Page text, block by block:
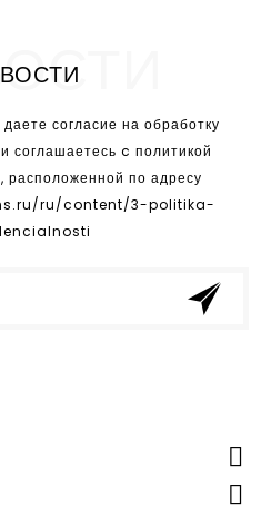
согласие на обработку
соглашаетесь c политикой
расположенной по адресу
ru/content/3-politika-

